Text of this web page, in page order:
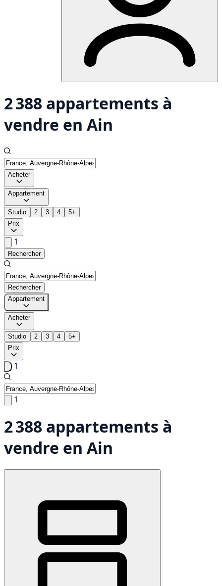
2 388 appartements à
vendre en Ain
Acheter
Appartement
Studio 2 3 4
5+
Prix
1
Rechercher
Rechercher
Appartement
Acheter
Studio 2 3 4
5+
Prix
1
1
2 388 appartements à
vendre en Ain